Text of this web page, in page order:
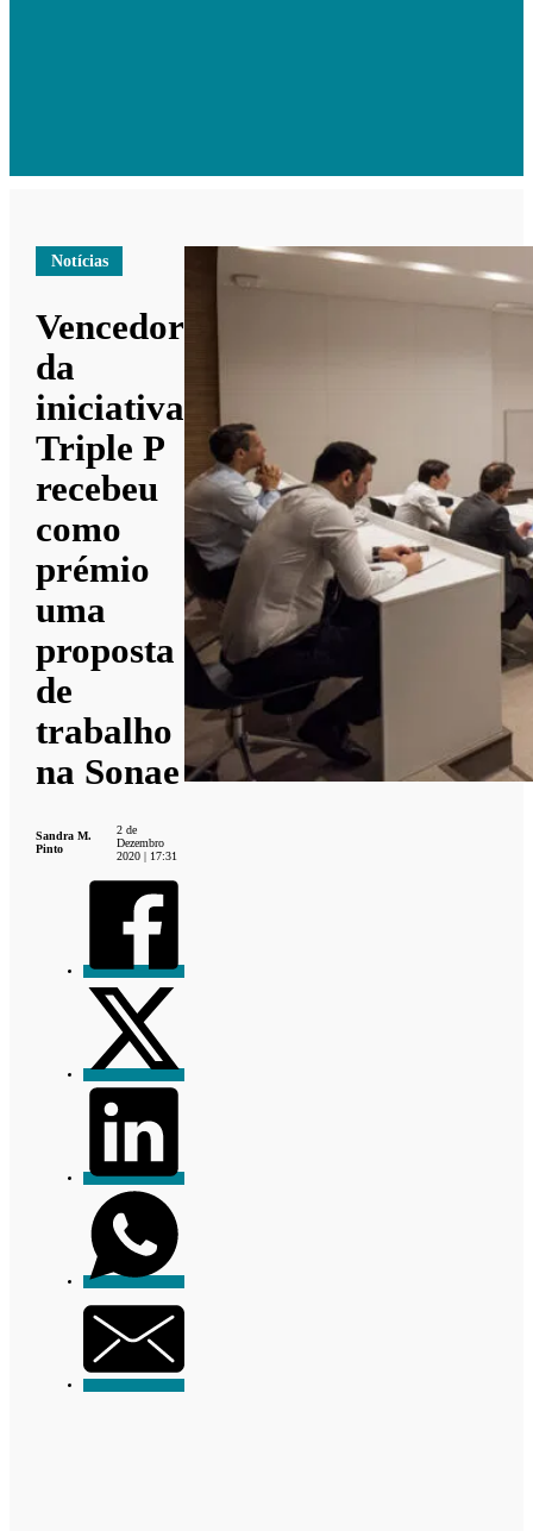
Notícias
Vencedor
da
iniciativa
Triple P
recebeu
como
prémio
uma
proposta
de
trabalho
na Sonae
Sandra M.
Pinto
2 de
Dezembro
2020 | 17:31